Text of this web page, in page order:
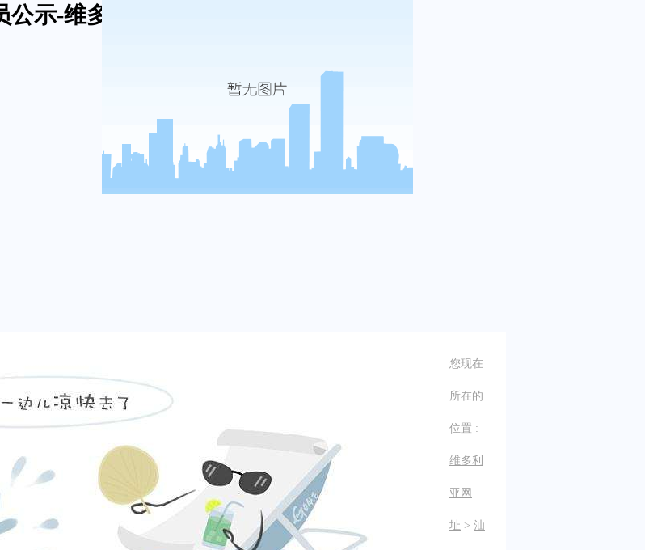
示-维多利亚网址
您现在
所在的
位置 :
维多利
亚网
址 > 汕